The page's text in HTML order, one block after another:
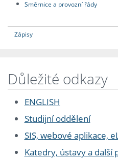
Směrnice a provozní řády
Zápisy
Důležité odkazy
ENGLISH
Studijní oddělení
SIS, webové aplikace,
Katedry, ústavy a další